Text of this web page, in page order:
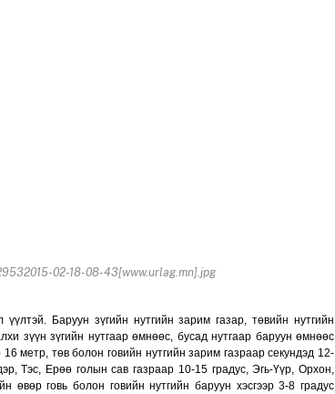
02-18-08-43[www.urlag.mn].jpg
үүлтэй. Баруун зүгийн нутгийн зарим газар, төвийн нутгийн
зүүн зүгийн нутгаар өмнөөс, бусад нутгаар баруун өмнөөс
метр, төв болон говийн нутгийн зарим газраар секундэд 12-
Тэс, Ерөө голын сав газраар 10-15 градус, Эгь-Үүр, Орхон,
өвөр говь болон говийн нутгийн баруун хэсгээр 3-8 градус